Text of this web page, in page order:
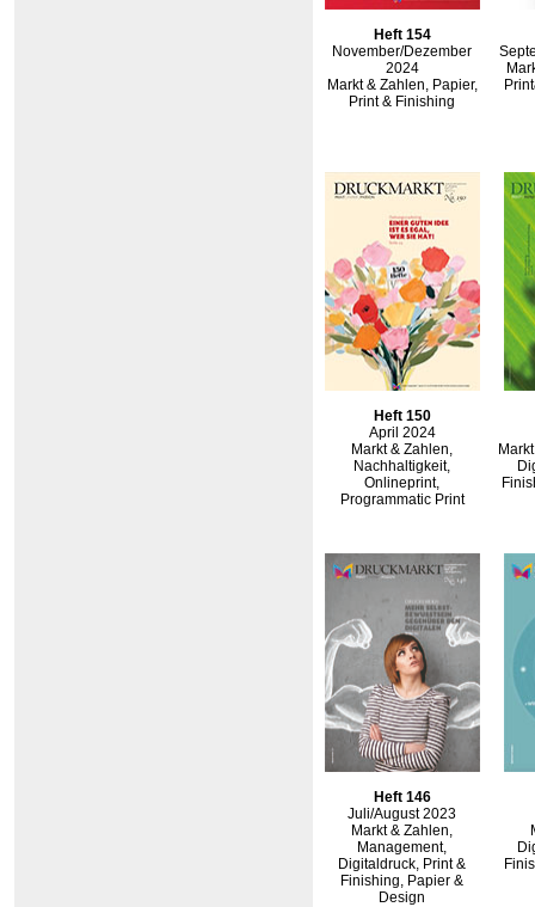
Heft 154
November/Dezember
2024
Markt & Zahlen, Papier,
Print & Finishing
Heft 150
April 2024
Markt & Zahlen,
Nachhaltigkeit,
Onlineprint,
Programmatic Print
Heft 146
Juli/August 2023
Markt & Zahlen,
Management,
Digitaldruck, Print &
Finishing, Papier &
Design